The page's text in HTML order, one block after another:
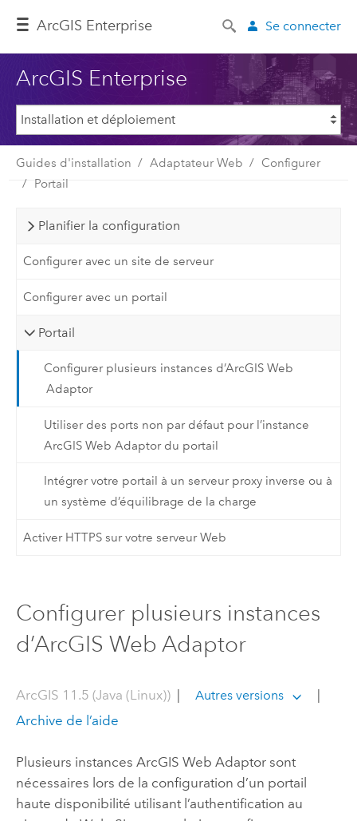
ArcGIS Enterprise Se connecter
ArcGIS Enterprise
Guides d'installation Adaptateur Web
Configurer
Portail
Planifier la configuration
Configurer avec un site de serveur
Configurer avec un portail
Portail
Configurer plusieurs instances d’ArcGIS Web
Adaptor
Utiliser des ports non par défaut pour l’instance
ArcGIS Web Adaptor du portail
Intégrer votre portail à un serveur proxy inverse ou à
un système d’équilibrage de la charge
Activer HTTPS sur votre serveur Web
Configurer plusieurs instances
d’ArcGIS Web Adaptor
ArcGIS 11.5 (Java (Linux))| Autres versions
|
Archive de l’aide
Plusieurs instances ArcGIS Web Adaptor sont
nécessaires lors de la configuration d’un portail
haute disponibilité utilisant l’authentification au